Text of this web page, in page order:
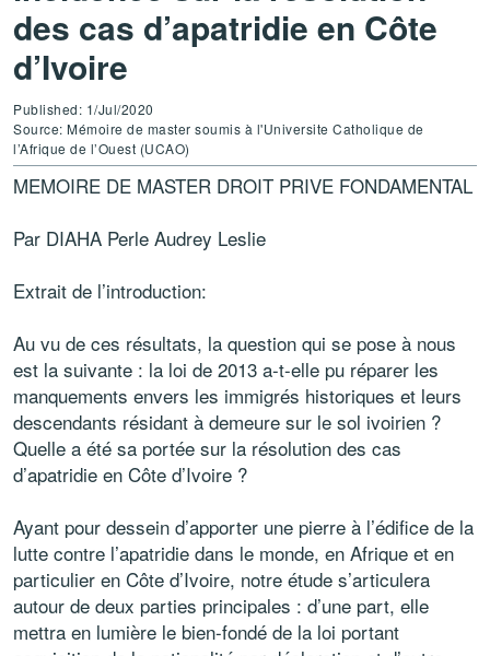
des cas d’apatridie en Côte
d’Ivoire
Published: 1/Jul/2020
Source: Mémoire de master soumis à l'Universite Catholique de
l’Afrique de l’Ouest (UCAO)
MEMOIRE DE MASTER DROIT PRIVE FONDAMENTAL
Par DIAHA Perle Audrey Leslie
Extrait de l’introduction:
Au vu de ces résultats, la question qui se pose à nous
est la suivante : la loi de 2013 a-t-elle pu réparer les
manquements envers les immigrés historiques et leurs
descendants résidant à demeure sur le sol ivoirien ?
Quelle a été sa portée sur la résolution des cas
d’apatridie en Côte d’Ivoire ?
Ayant pour dessein d’apporter une pierre à l’édifice de la
lutte contre l’apatridie dans le monde, en Afrique et en
particulier en Côte d’Ivoire, notre étude s’articulera
autour de deux parties principales : d’une part, elle
mettra en lumière le bien-fondé de la loi portant